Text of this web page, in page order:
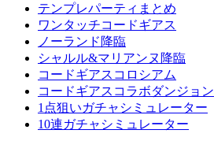
テンプレパーティまとめ
ワンタッチコードギアス
ノーランド降臨
シャルル&マリアンヌ降臨
コードギアスコロシアム
コードギアスコラボダンジョン
1点狙いガチャシミュレーター
10連ガチャシミュレーター